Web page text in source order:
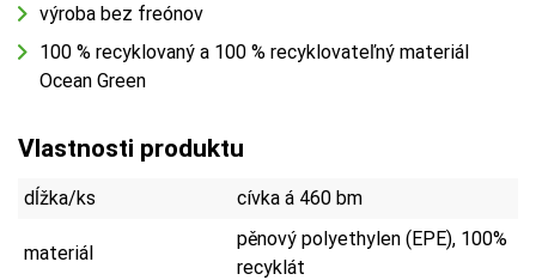
výroba bez freónov
100 % recyklovaný a 100 % recyklovateľný materiál
Ocean Green
Vlastnosti produktu
dĺžka/ks cívka á 460 bm
materiál
pěnový polyethylen (EPE), 100%
recyklát